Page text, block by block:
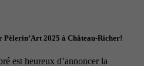
Pèlerin’Art 2025 à Château-Richer!
est heureux d’annoncer la